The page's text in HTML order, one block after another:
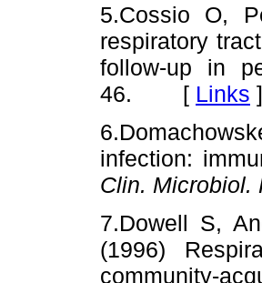
5.Cossio O,
respiratory
follow-up in
46. [ Links ]
infection:
Clin. Microbiol.
7.Dowell S,
(1996)
community-